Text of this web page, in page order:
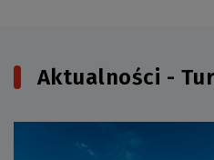
Aktualności -